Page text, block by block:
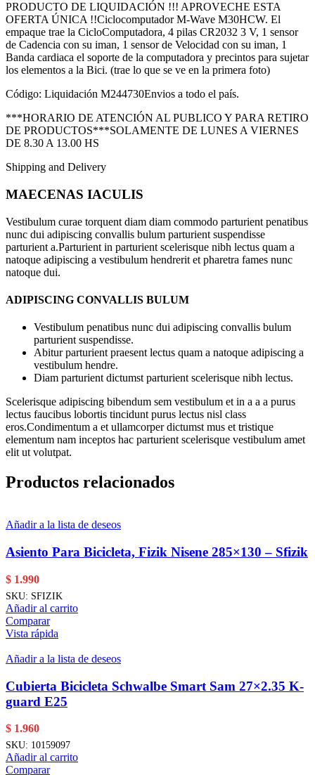
PRODUCTO DE LIQUIDACIÓN !!! APROVECHE ESTA
OFERTA ÚNICA !!Ciclocomputador M-Wave M30HCW. El
empaque trae la CicloComputadora, 4 pilas CR2032 3 V, 1 sensor
de Cadencia con su iman, 1 sensor de Velocidad con su iman, 1
Banda cardiaca el soporte de la computadora y precintos para sujetar
los elementos a la Bici. (trae lo que se ve en la primera foto)
Código: Liquidación M244730Envios a todo el país.
***HORARIO DE ATENCIÓN AL PUBLICO Y PARA RETIRO
DE PRODUCTOS***SOLAMENTE DE LUNES A VIERNES
DE 8.30 A 13.00 HS
Shipping and Delivery
MAECENAS IACULIS
Vestibulum curae torquent diam diam commodo parturient penatibus
nunc dui adipiscing convallis bulum parturient suspendisse
parturient a.Parturient in parturient scelerisque nibh lectus quam a
natoque adipiscing a vestibulum hendrerit et pharetra fames nunc
natoque dui.
ADIPISCING CONVALLIS BULUM
Vestibulum penatibus nunc dui adipiscing convallis bulum
parturient suspendisse.
Abitur parturient praesent lectus quam a natoque adipiscing a
vestibulum hendre.
Diam parturient dictumst parturient scelerisque nibh lectus.
Scelerisque adipiscing bibendum sem vestibulum et in a a a purus
lectus faucibus lobortis tincidunt purus lectus nisl class
eros.Condimentum a et ullamcorper dictumst mus et tristique
elementum nam inceptos hac parturient scelerisque vestibulum amet
elit ut volutpat.
Productos relacionados
Añadir a la lista de deseos
Asiento Para Bicicleta, Fizik Nisene 285×130 – Sfizik
$ 1.990
SKU: SFIZIK
Añadir al carrito
Comparar
Vista rápida
Añadir a la lista de deseos
Cubierta Bicicleta Schwalbe Smart Sam 27×2.35 K-
guard E25
$ 1.960
SKU: 10159097
Añadir al carrito
Comparar